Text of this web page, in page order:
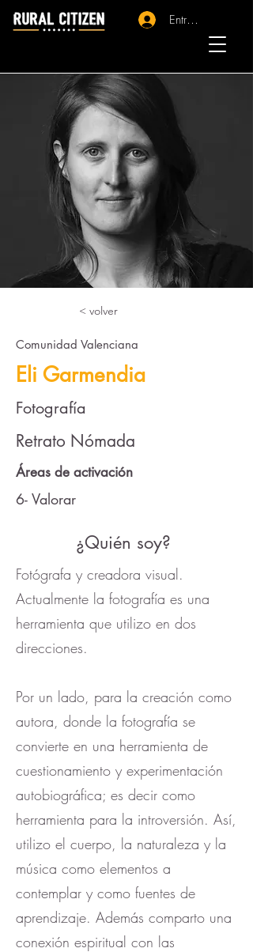
Entrar - Registro
< volver
Comunidad Valenciana
Eli Garmendia
Fotografía
Retrato Nómada
Áreas de activación
6- Valorar
¿Quién soy?
Fotógrafa y creadora visual.
Actualmente la fotografía es una
herramienta que utilizo en dos
direcciones.
Por un lado, para la creación como
autora, donde la fotografía se
convierte en una herramienta de
cuestionamiento y experimentación
autobiográfica; es decir como
herramienta para la introversión. Así,
utilizo el cuerpo, la naturaleza y la
música como elementos a
contemplar y como fuentes de
aprendizaje. Además comparto una
conexión espiritual con las